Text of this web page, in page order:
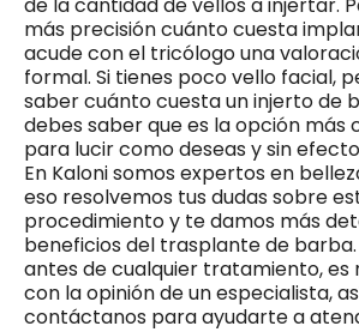
más precisión cuánto cuesta
acude con el tricólogo una
formal. Si tienes poco vello facial,
saber cuánto cuesta un injerto de
debes saber que es la opción más
para lucir como deseas y sin
En Kaloni somos expertos en
eso resolvemos tus dudas sobre
procedimiento y te damos más
beneficios del trasplante de
antes de cualquier tratamiento,
con la opinión de un especialista,
contáctanos para ayudarte a